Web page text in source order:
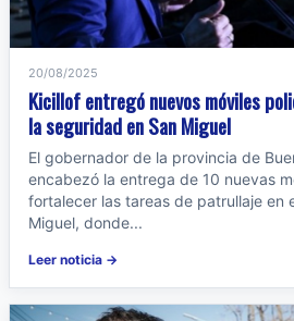
20/08/2025
Kicillof entregó nuevos móviles
la seguridad en San Miguel
El gobernador de la provincia de
encabezó la entrega de 10 nuevas
fortalecer las tareas de patrullaje en
Miguel, donde...
Leer noticia →